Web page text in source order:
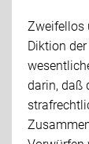
Zweifellos
Diktion
darin, daß